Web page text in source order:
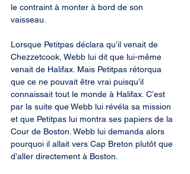
le contraint à monter à bord de son
vaisseau.
Lorsque Petitpas déclara qu’il venait de
Chezzetcook, Webb lui dit que lui-même
venait de Halifax. Mais Petitpas rétorqua
que ce ne pouvait être vrai puisqu’il
connaissait tout le monde à Halifax. C’est
par la suite que Webb lui révéla sa mission
et que Petitpas lui montra ses papiers de la
Cour de Boston. Webb lui demanda alors
pourquoi il allait vers Cap Breton plutôt que
d’aller directement à Boston.